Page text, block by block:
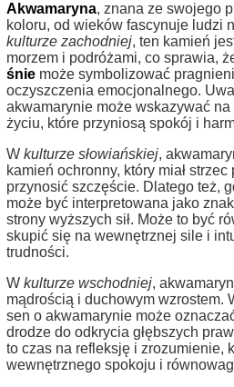
Akwamaryna, znana ze swojego
koloru, od wieków fascynuje ludzi
kulturze zachodniej, ten kamień
morzem i podróżami, co sprawia,
śnie może symbolizować
oczyszczenia emocjonalnego.
akwamarynie może wskazywać
życiu, które przyniosą spokój i
W kulturze słowiańskiej,
kamień ochronny, który miał strzec
przynosić szczęście. Dlatego też,
może być interpretowana jako
strony wyższych sił. Może to być
skupić się na wewnętrznej sile i
trudności.
W kulturze wschodniej,
mądrością i duchowym wzrostem.
sen o akwamarynie może
drodze do odkrycia głębszych
to czas na refleksję i zrozumienie,
wewnętrznego spokoju i